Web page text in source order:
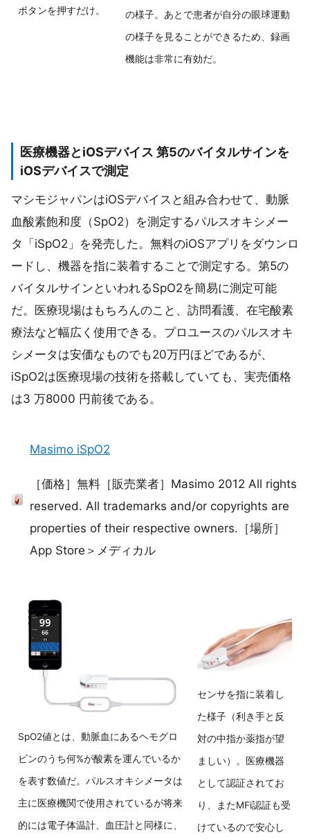
ボタンを押すだけ。
の様子。あとで患者が自分の眼球運動
の様子を見ることができるため、録画
機能は非常に有効だ。
医療機器とiOSデバイス 第5のバイタルサインを
iOSデバイスで測定
マシモジャパンはiOSデバイスと組み合わせて、動脈
血酸素飽和度（SpO2）を測定するパルスオキシメー
タ「iSpO2」を発売した。無料のiOSアプリをダウンロ
ードし、機器を指に装着することで測定する。第5の
バイタルサインといわれるSpO2を簡易に測定可能
だ。医療現場はもちろんのこと、訪問看護、在宅酸素
療法など幅広く使用できる。プロユースのパルスオキ
シメータは安価なものでも20万円ほどであるが、
iSpO2は医療現場の技術を搭載していても、実売価格
は3 万8000 円前後である。
Masimo iSpO2
［価格］無料［販売業者］Masimo 2012 All rights
reserved. All trademarks and/or copyrights are
properties of their respective owners.［場所］
App Store＞メディカル
SpO2値とは、動脈血にあるヘモグロ
ビンのうち何%が酸素を運んでいるか
を表す数値だ。パルスオキシメータは
主に医療機関で使用されているが将来
的には電子体温計、血圧計と同様に、
センサを指に装着し
た様子（利き手と反
対の中指か薬指が望
ましい）。医療機器
として認証されてお
り、またMFi認証も受
けているので安心し